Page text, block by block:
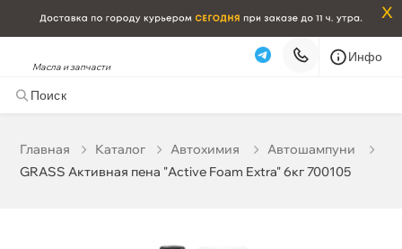
x
Масла и запчасти
Инфо
Главная Катало Автохимия
Автошампуни
GRASS Активная пена "Active Foam Extra" 6кг 700105